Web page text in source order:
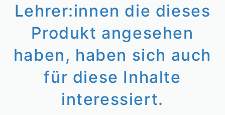
Lehrer:innen die dieses
Produkt angesehen
haben, haben sich auch
für diese Inhalte
interessiert.